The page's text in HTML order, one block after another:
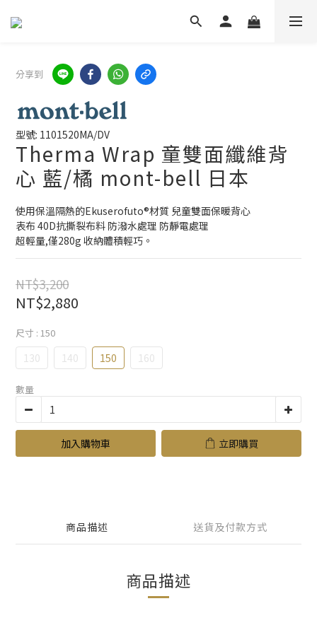
分享到
型號: 1101520MA/DV
Therma Wrap 童雙面纖維背
心 藍/橘 mont-bell 日本
使用保溫隔熱的Ekuserofuto®材質 兒童雙面保暖背心
表布 40D抗撕裂布料 防潑水處理 防靜電處理
超輕量,僅280g 收納體積輕巧。
NT$3,200
NT$2,880
尺寸 : 150
130 140 150 160
數量
加入購物車 立即購買
商品描述 送貨及付款方式
商品描述